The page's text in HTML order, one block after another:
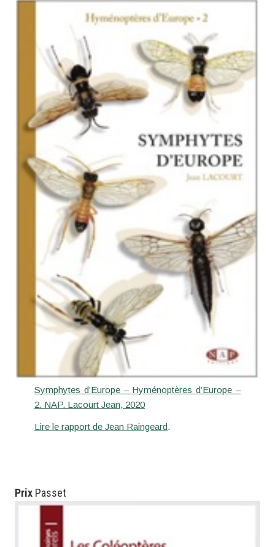
Symphytes d’Europe – Hyménoptères d’Europe –
2. NAP. Lacourt Jean, 2020
Lire le rapport de Jean Raingeard.
Prix Passet